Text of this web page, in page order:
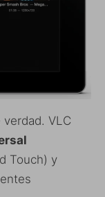
VLC
Touch) y